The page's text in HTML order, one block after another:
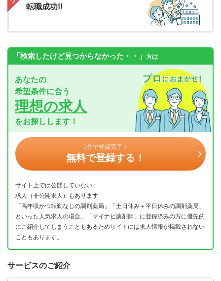
転職成功!!
「検索したけど見つからなかった・・」 方は
あなたの
希望条件に合う
理想の求人
をお探しします！
1分で登録完了！
無料で登録する！
サイト上では公開していない
求人（非公開求人）もあります
「高年収かつ転勤なしの調剤薬局」「土日休み＋平日休みの調剤薬局」
といった人気求人の場合、「マイナビ薬剤師」に登録済みの方に優先的
にご紹介してしまうこともあるためサイトには求人情報が掲載されない
こともあります。
サービスのご紹介